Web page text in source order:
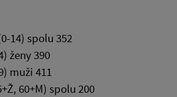
14) spolu 352
ženy 390
muži 411
60+M) spolu 200